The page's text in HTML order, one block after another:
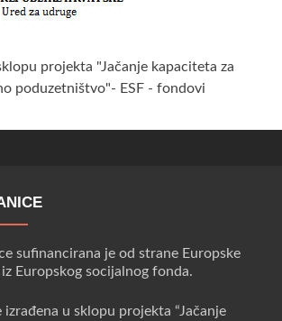
projekta "Jačanje kapaciteta za
poduzetništvo"- ESF - fondovi
sufinancirana je od strane Europske
Europskog socijalnog fonda.
izrađena u sklopu projekta “Jačanje